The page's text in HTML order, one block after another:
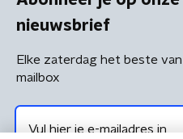
nieuwsbrief
Elke zaterdag het beste
mailbox